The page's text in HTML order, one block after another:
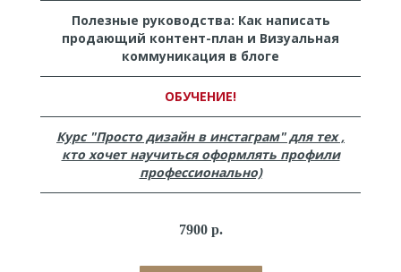
Полезные руководства: Как написать
продающий контент-план и Визуальная
коммуникация в блоге
ОБУЧЕНИЕ!
Курс "Просто дизайн в инстаграм" для тех ,
кто хочет научиться оформлять профили
профессионально)
7900 р.